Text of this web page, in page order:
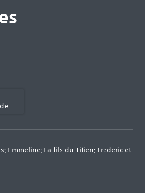
Emmeline; La fils du Titien; Frédéric et